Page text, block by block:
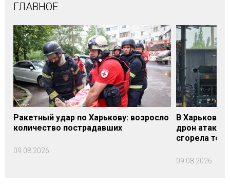
ГЛАВНОЕ
Ракетный удар по Харькову: возросло
количество пострадавших
09.08.2026
В
дрон
сгорела
09.08.2026